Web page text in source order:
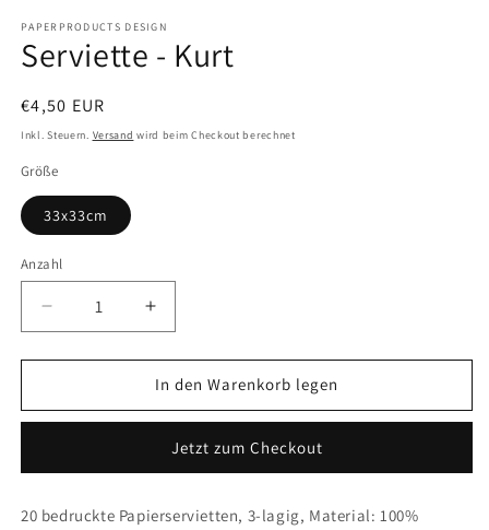
in
Modal
öffnen
PAPERPRODUCTS DESIGN
Serviette - Kurt
Normaler
Preis
€4,50 EUR
Inkl. Steuern. Versand wird beim Checkout berechnet
Größe
33x33cm
Anzahl
Anzahl
Verringere
die
Menge
Serviette
Erhöhe
die
Menge
für
Serviette
Kurt
In den Warenkorb legen
Jetzt zum Checkout
20 bedruckte Papierservietten, 3-lagig, Material: 100%